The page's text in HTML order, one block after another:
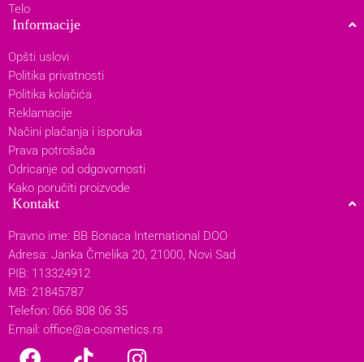
Telo
Informacije
Opšti uslovi
Politika privatnosti
Politika kolačića
Reklamacije
Načini plaćanja i isporuka
Prava potrošača
Odricanje od odgovornosti
Kako poručiti proizvode
Kontakt
Pravno ime: BB Bonaca International DOO
Adresa: Janka Čmelika 20, 21000, Novi Sad
PIB: 113324912
MB: 21845787
Telefon: 066 808 06 35
Email: office@a-cosmetics.rs